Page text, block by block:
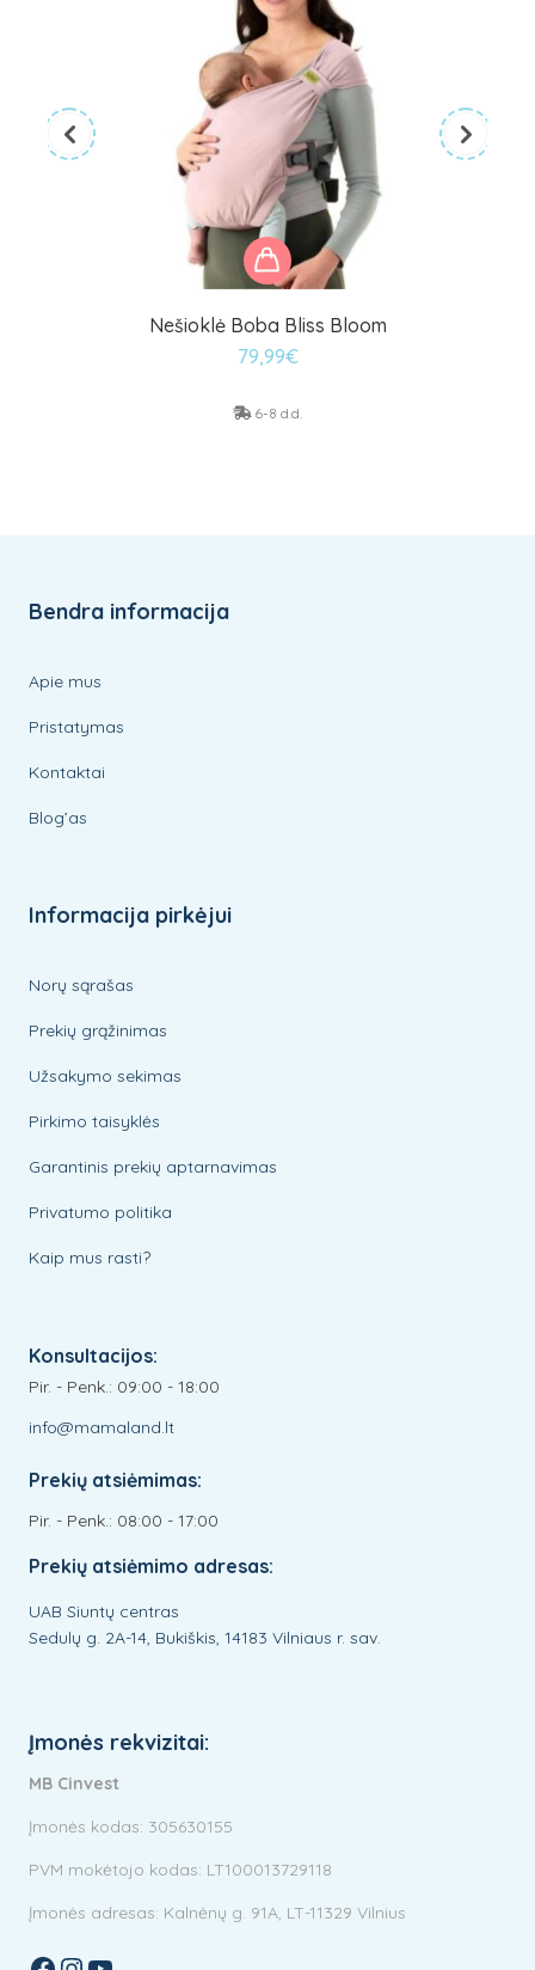
Nešioklė Boba Bliss Bloom
79,99€
6-8 d.d.
Bendra informacija
Apie mus
Pristatymas
Kontaktai
Blog’as
Informacija pirkėjui
Norų sąrašas
Prekių grąžinimas
Užsakymo sekimas
Pirkimo taisyklės
Garantinis prekių aptarnavimas
Privatumo politika
Kaip mus rasti?
Konsultacijos:
Pir. - Penk.: 09:00 - 18:00
info@mamaland.lt
Prekių atsiėmimas:
Pir. - Penk.: 08:00 - 17:00
Prekių atsiėmimo adresas:
UAB Siuntų centras
Sedulų g. 2A-14, Bukiškis, 14183 Vilniaus r. sav.
Įmonės rekvizitai:
MB Cinvest
Įmonės kodas: 305630155
PVM mokėtojo kodas: LT100013729118
Įmonės adresas: Kalnėnų g. 91A, LT-11329 Vilnius